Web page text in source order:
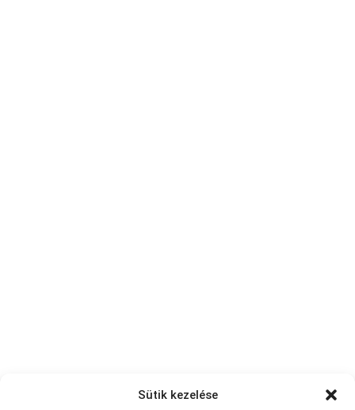
Sütik kezelése